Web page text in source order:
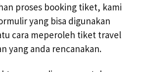
proses booking tiket, kami
yang bisa digunakan
cara meperoleh tiket travel
yang anda rencanakan.